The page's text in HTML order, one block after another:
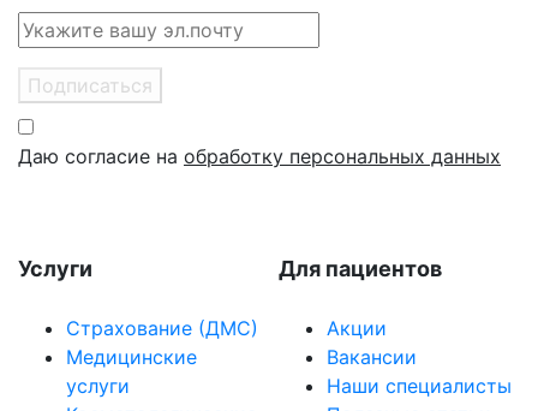
Подписаться
Даю согласие на обработку персональных данных
Услуги
Страхование (ДМС)
Медицинские
услуги
Для пациентов
Акции
Вакансии
Наши специалисты